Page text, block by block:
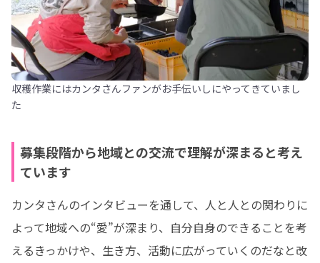
収穫作業にはカンタさんファンがお手伝いしにやってきていまし
た
募集段階から地域との交流で理解が深まると考え
ています
カンタさんのインタビューを通して、人と人との関わりに
よって地域への“愛”が深まり、自分自身のできることを考
えるきっかけや、生き方、活動に広がっていくのだなと改